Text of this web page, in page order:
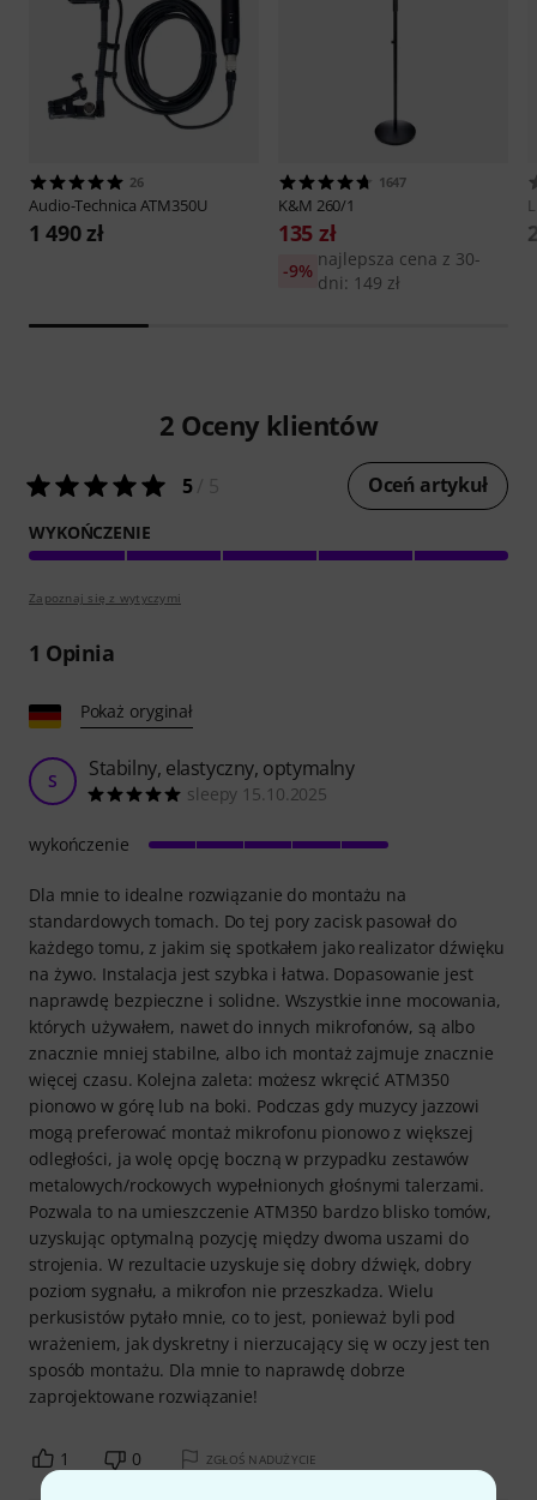
26
Audio-Technica ATM350U
1 490 zł
1647
K&M 260/1
135 zł
najlepsza cena z 30-
dni: 149 zł
-9%
2 Oceny klientów
5/ 5 Oceń artykuł
WYKOŃCZENIE
Zapoznaj się z wytyczymi
1 Opinia
Pokaż oryginał
S Stabilny, elastyczny, optymalny
sleepy 15.10.2025
Dla mnie to idealne rozwiązanie do montażu na
standardowych tomach. Do tej pory zacisk pasował do
każdego tomu, z jakim się spotkałem jako realizator dźwięku
na żywo. Instalacja jest szybka i łatwa. Dopasowanie jest
naprawdę bezpieczne i solidne. Wszystkie inne mocowania,
których używałem, nawet do innych mikrofonów, są albo
znacznie mniej stabilne, albo ich montaż zajmuje znacznie
więcej czasu. Kolejna zaleta: możesz wkręcić ATM350
pionowo w górę lub na boki. Podczas gdy muzycy jazzowi
mogą preferować montaż mikrofonu pionowo z większej
odległości, ja wolę opcję boczną w przypadku zestawów
metalowych/rockowych wypełnionych głośnymi talerzami.
Pozwala to na umieszczenie ATM350 bardzo blisko tomów,
uzyskując optymalną pozycję między dwoma uszami do
strojenia. W rezultacie uzyskuje się dobry dźwięk, dobry
poziom sygnału, a mikrofon nie przeszkadza. Wielu
perkusistów pytało mnie, co to jest, ponieważ byli pod
wrażeniem, jak dyskretny i nierzucający się w oczy jest ten
sposób montażu. Dla mnie to naprawdę dobrze
zaprojektowane rozwiązanie!
wykończenie
1 0 ZGŁOŚ NADUŻYCIE